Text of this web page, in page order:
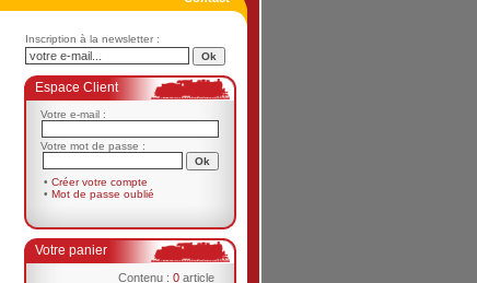
Inscription à la newsletter :
Espace Client
Votre e-mail :
Votre mot de passe :
• Créer votre compte
• Mot de passe oublié
Votre panier
Contenu : 0 article